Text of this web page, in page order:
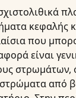
κεφαλής
που
είναι
από